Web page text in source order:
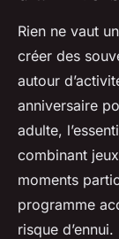
Rien ne vaut
créer des
autour
anniversaire
adulte,
combinant
moments
programme
risque d’ennui.